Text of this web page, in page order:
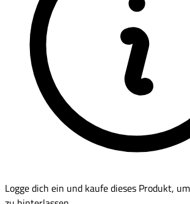
Logge dich ein und kaufe dieses Produkt,